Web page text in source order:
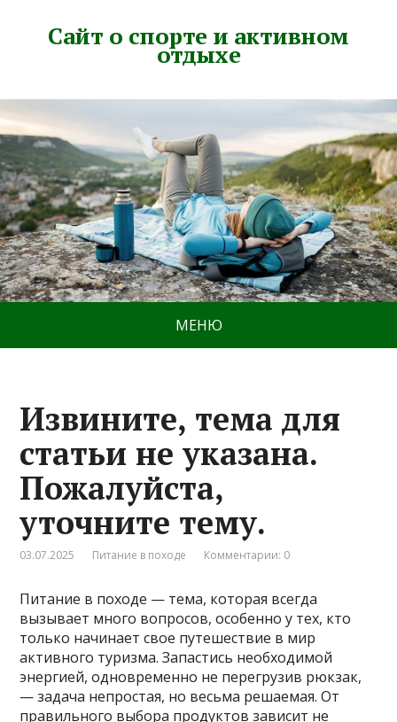
Сайт о спорте и активном
отдыхе
МЕНЮ
Извините, тема для
статьи не указана.
Пожалуйста,
уточните тему.
03.07.2025 Питание в походе Комментарии: 0
Питание в походе — тема, которая всегда
вызывает много вопросов, особенно у тех, кто
только начинает свое путешествие в мир
активного туризма. Запастись необходимой
энергией, одновременно не перегрузив рюкзак,
— задача непростая, но весьма решаемая. От
правильного выбора продуктов зависит не